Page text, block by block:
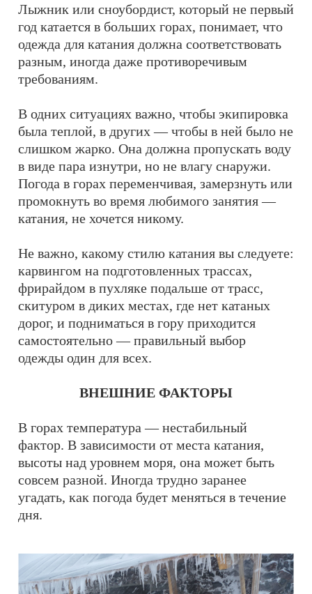
Лыжник или сноубордист, который не первый
год катается в больших горах, понимает, что
одежда для катания должна соответствовать
разным, иногда даже противоречивым
требованиям.
В одних ситуациях важно, чтобы экипировка
была теплой, в других — чтобы в ней было не
слишком жарко. Она должна пропускать воду
в виде пара изнутри, но не влагу снаружи.
Погода в горах переменчивая, замерзнуть или
промокнуть во время любимого занятия —
катания, не хочется никому.
Не важно, какому стилю катания вы следуете:
карвингом на подготовленных трассах,
фрирайдом в пухляке подальше от трасс,
скитуром в диких местах, где нет катаных
дорог, и подниматься в гору приходится
самостоятельно — правильный выбор
одежды один для всех.
ВНЕШНИЕ ФАКТОРЫ
В горах температура — нестабильный
фактор. В зависимости от места катания,
высоты над уровнем моря, она может быть
совсем разной. Иногда трудно заранее
угадать, как погода будет меняться в течение
дня.